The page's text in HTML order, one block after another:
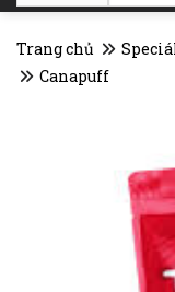
Trang chủ
Canapuff